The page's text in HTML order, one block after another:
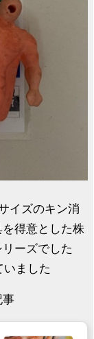
イズのキン消
得意とした株
ーズでした
いました
事